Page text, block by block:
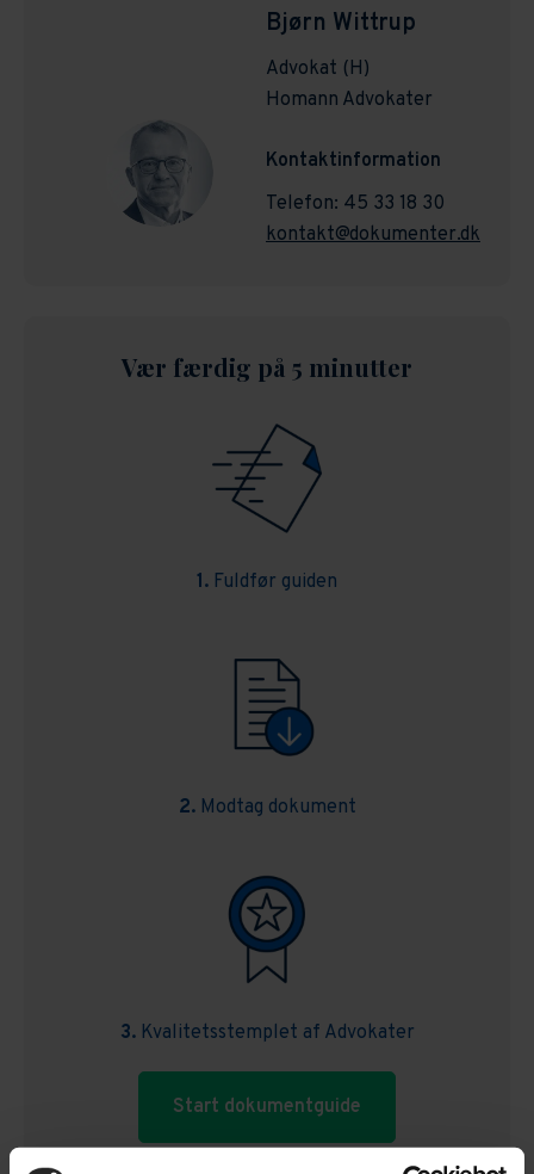
Bjørn Wittrup
Advokat (H)
Homann Advokater
Kontaktinformation
Telefon: 45 33 18 30
kontakt@dokumenter.dk
Vær færdig på 5 minutter
1. Fuldfør guiden
2.Modtag dokument
3.Kvalitetsstemplet af Advokater
Start dokumentguide